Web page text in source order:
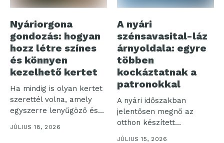
Nyáriorgona
gondozás: hogyan
hozz létre színes
és könnyen
kezelhető kertet
Ha mindig is olyan kertet
szerettél volna, amely
egyszerre lenyűgöző és
nem...
JÚLIUS 18, 2026
A nyári
szénsavasital-láz
árnyoldala: egyre
többen
kockáztatnak a
patronokkal
A nyári időszakban
jelentősen megnő az
otthon készített
szénsavas italok iránti
JÚLIUS 15, 2026